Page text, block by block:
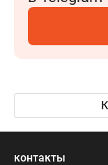
контакты